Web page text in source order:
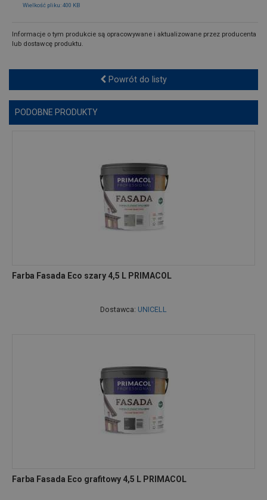
Wielkość pliku: 400 KB
Informacje o tym produkcie są opracowywane i aktualizowane przez producenta
lub dostawcę produktu.
Powrót do listy
PODOBNE PRODUKTY
Farba Fasada Eco szary 4,5 L PRIMACOL
Dostawca: UNICELL
Farba Fasada Eco grafitowy 4,5 L PRIMACOL